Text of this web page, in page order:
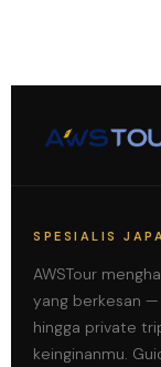
SPESIALIS
AWSTour
yang berkesan
hingga private
keinginanmu.